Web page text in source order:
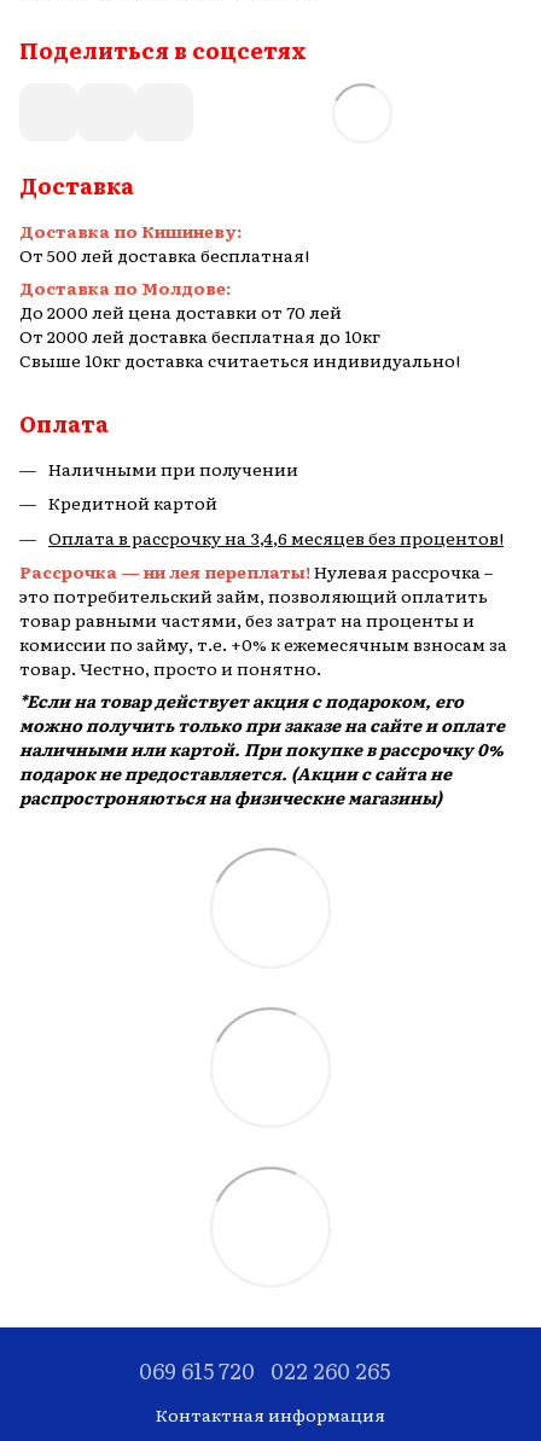
Поделиться в соцсетях
Доставка
Доставка по Кишиневу:
От 500 лей доставка бесплатная!
Доставка по Молдове:
До 2000 лей цена доставки от 70 лей
От 2000 лей доставка бесплатная до 10кг
Свыше 10кг доставка считаеться индивидуально!
Оплата
Наличными при получении
Кредитной картой
Оплата в рассрочку на 3,4,6 месяцев без процентов!
Рассрочка — ни лея переплаты!Нулевая рассрочка –
это потребительский займ, позволяющий оплатить
товар равными частями, без затрат на проценты и
комиссии по займу, т.е. +0% к ежемесячным взносам за
товар. Честно, просто и понятно.
*Если на товар действует акция с подароком, его
можно получить только при заказе на сайте и оплате
наличными или картой. При покупке в рассрочку 0%
подарок не предоставляется. (Акции с сайта не
распростроняються на физические магазины)
069 615 720 022 260 265
Контактная информация